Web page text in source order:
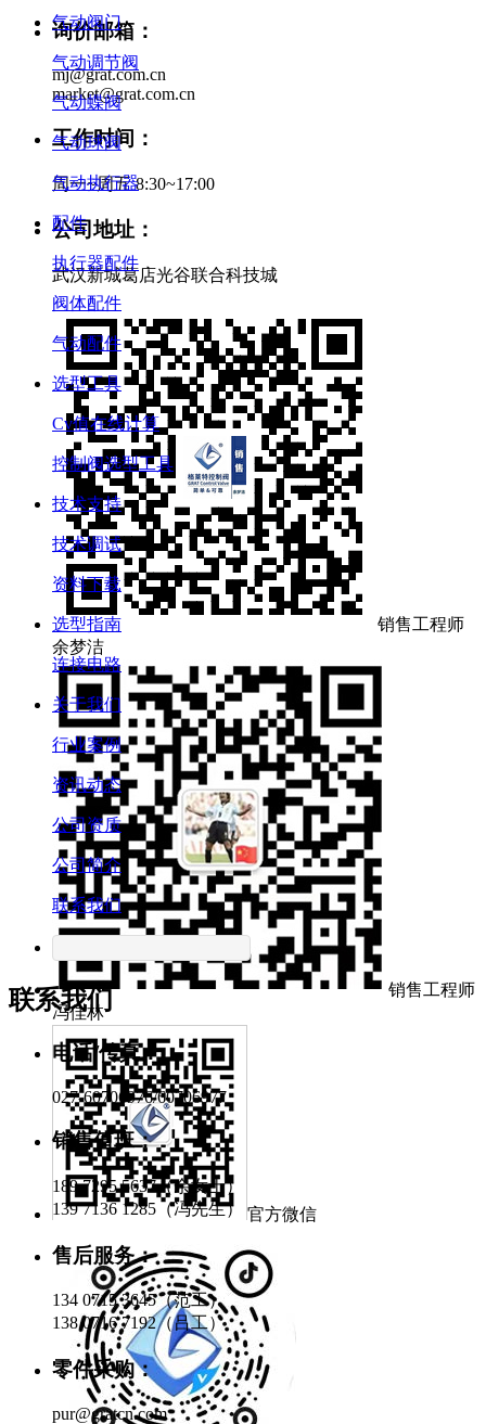
气动阀门
气动调节阀
气动蝶阀
气动球阀
气动执行器
配件
执行器配件
阀体配件
气动配件
选型工具
Cv值在线计算
控制阀选型工具
技术支持
技术调试
资料下载
选型指南
连接电路
关于我们
行业案例
资讯动态
公司资质
公司简介
联系我们
联系我们
电话/传真：
027-60706976/60706977
销售值班：
189 7295 5637（余女士）
139 7136 1285（冯先生）
售后服务：
134 0715 3645（范工）
138 0716 7192（吕工）
零件采购：
pur@gratcn.com
询价邮箱：
mj@grat.com.cn
market@grat.com.cn
工作时间：
周一~周五 8:30~17:00
公司地址：
武汉新城葛店光谷联合科技城
销售工程师
余梦洁
销售工程师
冯佳林
官方微信